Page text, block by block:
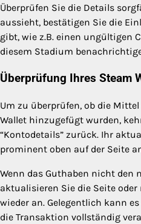
Überprüfen Sie die Details
aussieht, bestätigen Sie die
gibt, wie z.B. einen ungültigen
diesem Stadium
Überprüfung Ihres Steam
Um zu überprüfen, ob die
Wallet hinzugefügt wurden,
“Kontodetails” zurück. Ihr
prominent oben auf der Seite
Wenn das Guthaben nicht den
aktualisieren Sie die Seite
wieder an. Gelegentlich kann
die Transaktion vollständig